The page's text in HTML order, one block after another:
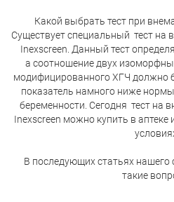
Какой выбрать тест при
Существует специальный тест на
Inexscreen. Данный тест
а соотношение двух
модифицированного ХГЧ должно
показатель намного ниже
беременности. Сегодня тест на
Inexscreen можно купить в
В последующих статьях нашего
такие